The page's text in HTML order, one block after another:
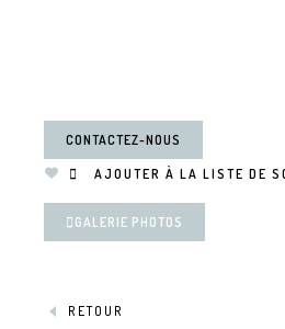
CONTACTEZ-NOUS
AJOUTER À LA LISTE DE
GALERIE PHOTOS
RETOUR